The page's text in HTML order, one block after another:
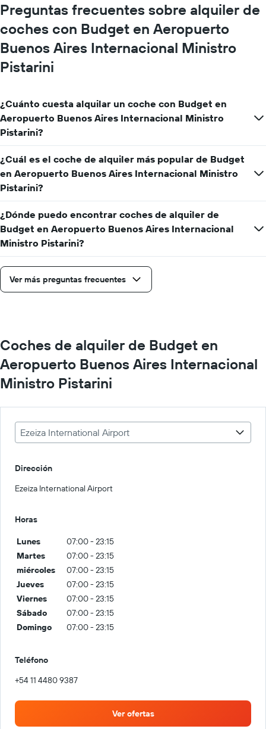
X
muestra
el
medio
alquiler
de
coche
para
un
día
Preguntas frecuentes sobre alquiler de
coches con Budget en Aeropuerto
Buenos Aires Internacional Ministro
Pistarini
¿Cuánto cuesta alquilar un coche con Budget en
Aeropuerto Buenos Aires Internacional Ministro
Pistarini?
¿Cuál es el coche de alquiler más popular de Budget
en Aeropuerto Buenos Aires Internacional Ministro
Pistarini?
¿Dónde puedo encontrar coches de alquiler de
Budget en Aeropuerto Buenos Aires Internacional
Ministro Pistarini?
Ver más preguntas frecuentes
Coches de alquiler de Budget en
Aeropuerto Buenos Aires Internacional
Ministro Pistarini
Ezeiza International Airport
Dirección
Ezeiza International Airport
Horas
Lunes
07:00 - 23:15
Martes
07:00 - 23:15
miércoles
07:00 - 23:15
Jueves
07:00 - 23:15
Viernes
07:00 - 23:15
Sábado
07:00 - 23:15
Domingo
07:00 - 23:15
Teléfono
+54 11 4480 9387
Ver ofertas